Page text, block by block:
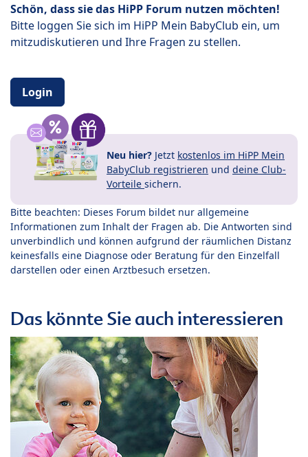
Schön, dass sie das HiPP Forum nutzen möchten!
Bitte loggen Sie sich im HiPP Mein BabyClub ein, um
mitzudiskutieren und Ihre Fragen zu stellen.
Login
Neu hier? Jetzt kostenlos im HiPP Mein
BabyClub registrieren und deine Club-
Vorteile sichern.
Bitte beachten: Dieses Forum bildet nur allgemeine
Informationen zum Inhalt der Fragen ab. Die Antworten sind
unverbindlich und können aufgrund der räumlichen Distanz
keinesfalls eine Diagnose oder Beratung für den Einzelfall
darstellen oder einen Arztbesuch ersetzen.
Das könnte Sie auch interessieren